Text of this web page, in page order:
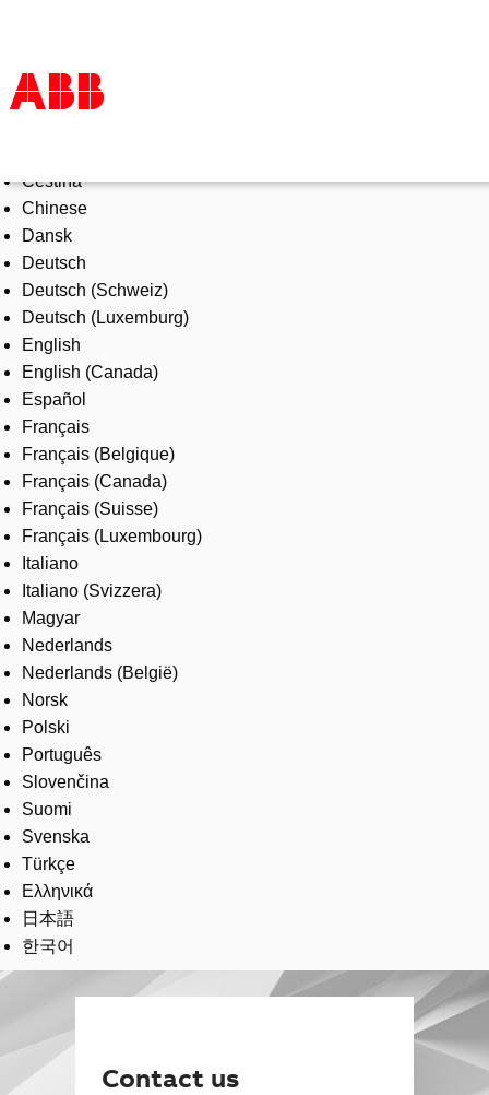
Products & Solutions
Industries
Services
About us
Where to buy
Contact us
Careers
Čeština
Chinese
Dansk
Deutsch
Deutsch (Schweiz)
Deutsch (Luxemburg)
English
English (Canada)
Español
Français
Français (Belgique)
Français (Canada)
Français (Suisse)
Français (Luxembourg)
Italiano
Italiano (Svizzera)
Magyar
Nederlands
Nederlands (België)
Norsk
Polski
Português
Slovenčina
Suomi
Svenska
Türkçe
Ελληνικά
日本語
한국어
Contact us